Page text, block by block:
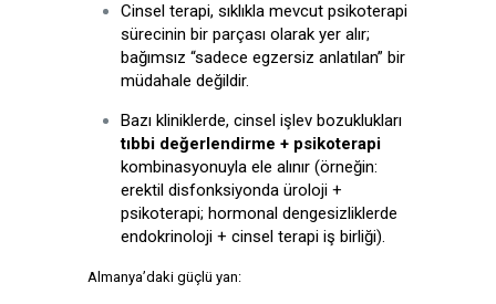
Cinsel terapi, sıklıkla mevcut psikoterapi
sürecinin bir parçası olarak yer alır;
bağımsız “sadece egzersiz anlatılan” bir
müdahale değildir.
Bazı kliniklerde, cinsel işlev bozuklukları
tıbbi değerlendirme + psikoterapi
kombinasyonuyla ele alınır (örneğin:
erektil disfonksiyonda üroloji +
psikoterapi; hormonal dengesizliklerde
endokrinoloji + cinsel terapi iş birliği).
Almanya’daki güçlü yan: